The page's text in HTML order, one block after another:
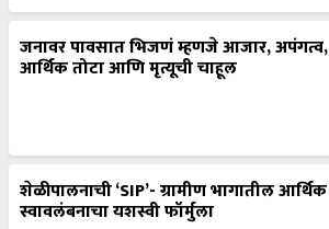
जनावर पावसात भिजणं म्हणजे आजार, अपंगत्व,
आर्थिक तोटा आणि मृत्यूची चाहूल
शेळीपालनाची ‘SIP’- ग्रामीण भागातील आर्थिक
स्वावलंबनाचा यशस्वी फॉर्मुला